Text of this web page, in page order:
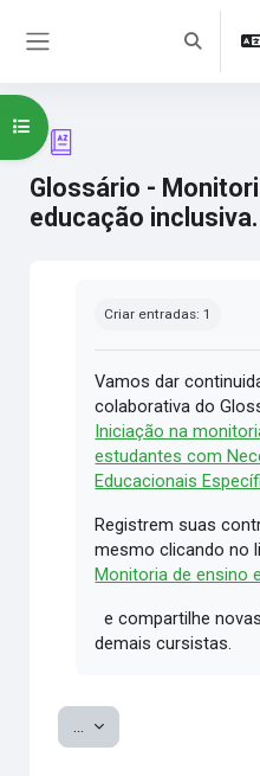
Alternar
Glossário -
educação inclusiva.
Abrir índice do curso
Criar entradas: 1
Vamos dar
colaborativa do
Iniciação na
estudantes com
Educacionais
Registrem suas
mesmo clicando no
Monitoria de ensino
e compartilhe
demais cursistas.
... Exportar itens